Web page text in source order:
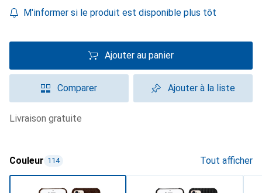
M'informer si le produit est disponible plus tôt
Ajouter au panier
Comparer Ajouter à la liste
livraison gratuite
Couleur 114 Tout afficher